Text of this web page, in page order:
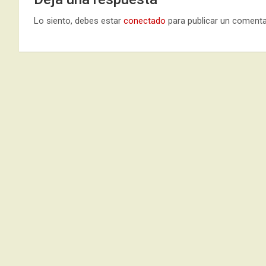
Lo siento, debes estar conectado para publicar un